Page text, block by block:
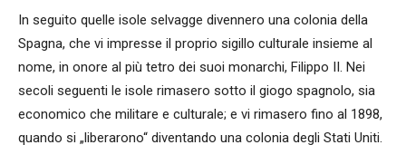
In seguito quelle isole selvagge divennero una colonia della
Spagna, che vi impresse il proprio sigillo culturale insieme al
nome, in onore al più tetro dei suoi monarchi, Filippo II. Nei
secoli seguenti le isole rimasero sotto il giogo spagnolo, sia
economico che militare e culturale; e vi rimasero fino al 1898,
quando si „liberarono“ diventando una colonia degli Stati Uniti.